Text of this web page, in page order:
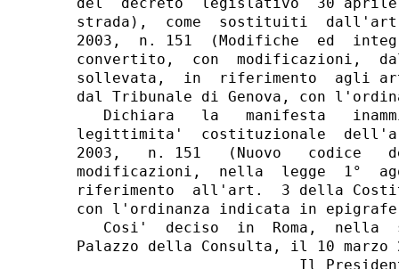
del  decreto  legislativo  30 aprile
strada),  come  sostituiti  dall'art.
2003,  n. 151  (Modifiche  ed
convertito,  con  modificazioni,
sollevata,  in  riferimento  agli
dal Tribunale di Genova, con
Dichiara   la   manifesta
legittimita'  costituzionale
2003,   n. 151   (Nuovo   codice
modificazioni,  nella  legge  1°
riferimento  all'art.  3 della
con l'ordinanza indicata in
Cosi'  deciso  in  Roma,  nella
Palazzo della Consulta, il 10 marzo
Il